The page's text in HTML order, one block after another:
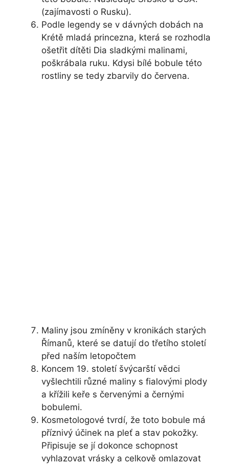
(zajímavosti o Rusku).
Podle legendy se v dávných dobách na
Krétě mladá princezna, která se rozhodla
ošetřit dítěti Dia sladkými malinami,
poškrábala ruku. Kdysi bílé bobule této
rostliny se tedy zbarvily do červena.
Maliny jsou zmíněny v kronikách starých
Římanů, které se datují do třetího století
před naším letopočtem
Koncem 19. století švýcarští vědci
vyšlechtili různé maliny s fialovými plody
a křížili keře s červenými a černými
bobulemi.
Kosmetologové tvrdí, že toto bobule má
příznivý účinek na pleť a stav pokožky.
Připisuje se jí dokonce schopnost
vyhlazovat vrásky a celkově omlazovat